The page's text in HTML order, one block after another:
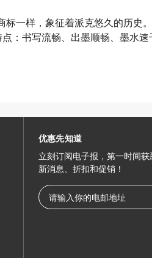
一样，象征着派克悠久的历史
：书写流畅、出墨顺畅、墨水速
优惠先知道
立刻订阅电子报，第一时间
新消息、折扣和促销！